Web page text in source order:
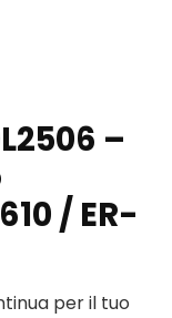
–
/ ER-
per il tuo